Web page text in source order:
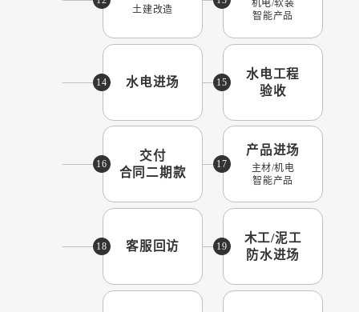
土建改造
机电/软装
智能产品
14 水电进场 15
水电工程
验收
16
交付
合同二期款
17
产品进场
主材/机电
智能产品
18 客服回访 19
木工/泥工
防水进场